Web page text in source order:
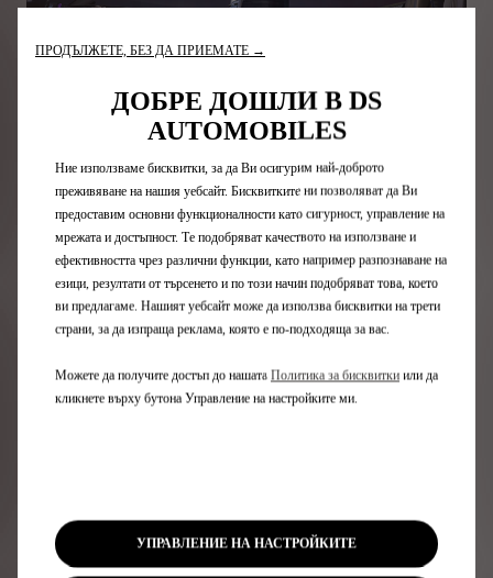
DS AERO SPORT LOUNGE съчетава изкуство и технология,
като използва уникалните умения на художествени
работилници и занаятчии:
сламени вложки, памучен сатен, микрофибър от три
ПРОДЪЛЖЕТЕ, БЕЗ ДА ПРИЕМАТЕ →
ДОБРЕ ДОШЛИ В DS
AUTOMOBILES
Ние използваме бисквитки, за да Ви осигурим най-доброто
преживяване на нашия уебсайт. Бисквитките ни позволяват да Ви
предоставим основни функционалности като сигурност, управление на
мрежата и достъпност. Те подобряват качеството на използване и
ефективността чрез различни функции, като например разпознаване на
езици, резултати от търсенето и по този начин подобряват това, което
ви предлагаме. Нашият уебсайт може да използва бисквитки на трети
страни, за да изпраща реклама, която е по-подходяща за вас.
Можете да получите достъп до нашата Политика за бисквитки или да
кликнете върху бутона Управление на настройките ми.
УПРАВЛЕНИЕ НА НАСТРОЙКИТЕ